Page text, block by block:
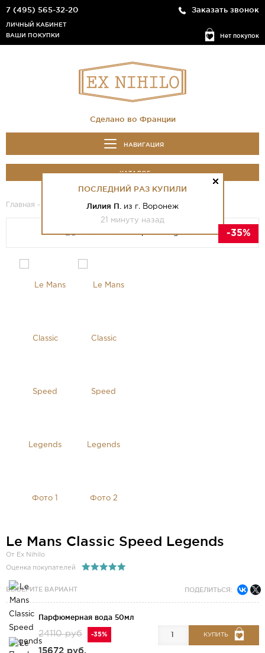
7 (495) 565-32-20 Заказать звонок
Нет покупок
ЛИЧНЫЙ КАБИНЕТ
ВАШИ ПОКУПКИ
Сделано во Франции
НАВИГАЦИЯ
КАТАЛОГ
Главная - - Le Mans Classic Speed Legends
-35%
ПОСЛЕДНИЙ РАЗ КУПИЛИ
Лилия П. из г. Воронеж
21 минуту назад
Le Mans Classic Speed Legends
От Ex Nihilo
Оценка покупателей
ВЫБЕРИТЕ ВАРИАНТ ПОДЕЛИТЬСЯ:
Парфюмерная вода 50мл
24110 руб -35%
15672 руб.
КУПИТЬ